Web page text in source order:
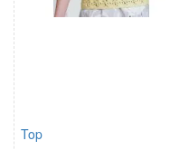
Top